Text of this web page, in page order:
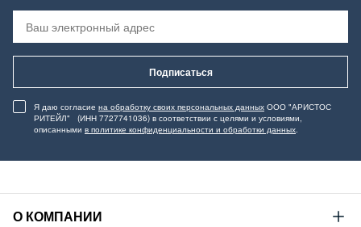
Подписаться
Я даю согласие на обработку своих персональных данных ООО "АРИСТОС
РИТЕЙЛ" (ИНН 7727741036) в соответствии с целями и условиями,
описанными в политике конфиденциальности и обработки данных.
О КОМПАНИИ